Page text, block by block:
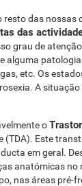
das nossas
das
grau de
alguma
etc. Os
A
o
(TDA). Este
em geral.
anatómicas
nas áreas pré-